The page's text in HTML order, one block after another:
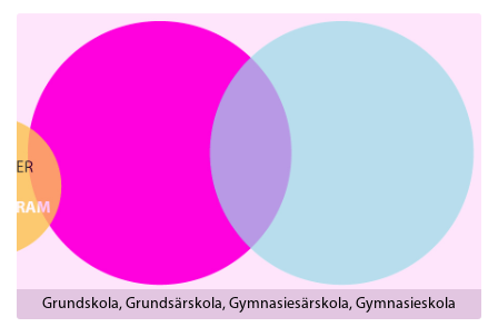
Grundskola Grundsärskola Gymnasiesärskola Gymnasieskola